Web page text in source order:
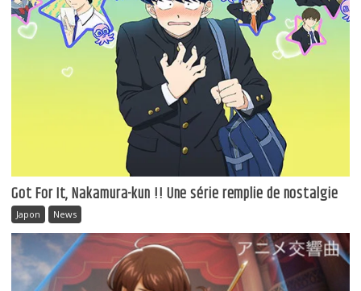
Got For It, Nakamura-kun !! Une série remplie de nostalgie
Japon News